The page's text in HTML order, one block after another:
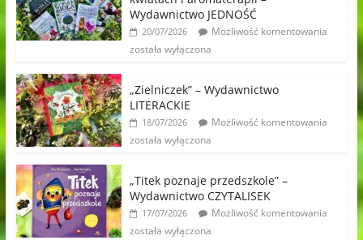
Wydawnictwo JEDNOŚĆ
20/07/2026
Możliwość komentowania
została wyłączona
„Zielniczek” – Wydawnictwo
LITERACKIE
18/07/2026
Możliwość komentowania
została wyłączona
„Titek poznaje przedszkole” –
Wydawnictwo CZYTALISEK
17/07/2026
Możliwość komentowania
została wyłączona